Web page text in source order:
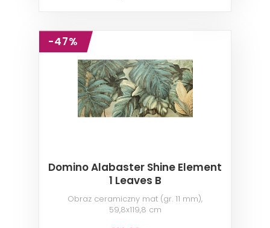
-47%
Domino Alabaster Shine Element
1 Leaves B
Obraz ceramiczny mat (gr. 11 mm),
59,8x119,8 cm